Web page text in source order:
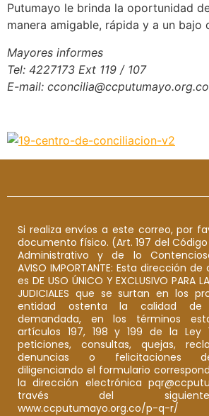
Putumayo le brinda la oportunidad
manera amigable, rápida y a un bajo
Mayores informes
Tel: 4227173 Ext 119 / 107
E-mail: cconcilia@ccputumayo.org.co
Si realiza envíos a este correo, por
documento físico. (Art. 197 del
Administrativo y de lo
AVISO IMPORTANTE: Esta dirección
es DE USO ÚNICO Y EXCLUSIVO PARA
JUDICIALES que se surtan en los
entidad ostenta la calidad de
demandada, en los términos
artículos 197, 198 y 199 de la Ley
peticiones, consultas, quejas,
denuncias o felicitaciones
diligenciando el formulario
la dirección electrónica
través del
www.ccputumayo.org.co/p-q-r/